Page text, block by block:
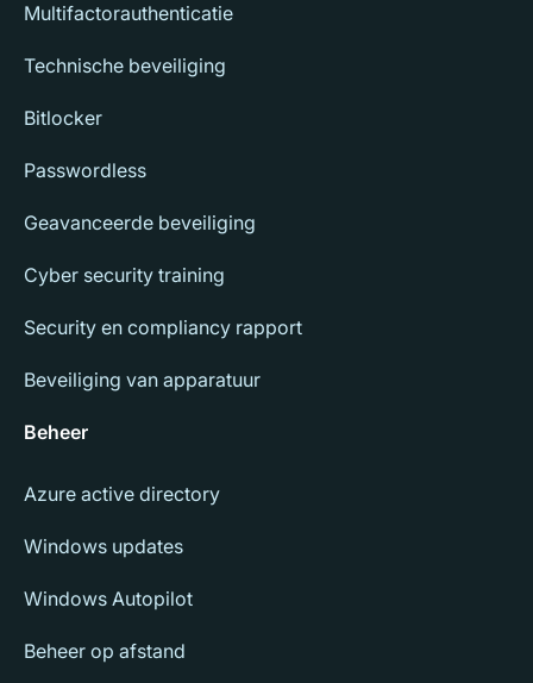
Multifactorauthenticatie
Technische beveiliging
Bitlocker
Passwordless
Geavanceerde beveiliging
Cyber security training
Security en compliancy rapport
Beveiliging van apparatuur
Beheer
Azure active directory
Windows updates
Windows Autopilot
Beheer op afstand